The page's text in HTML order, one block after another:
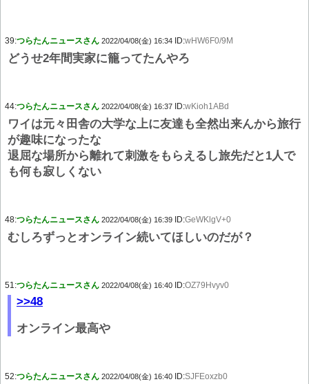
39:つらたんニュースさん 2022/04/08(金) 16:34 ID:wHW6F0/9M
どうせ2年間実家に籠ってたんやろ
44:つらたんニュースさん 2022/04/08(金) 16:37 ID:wKioh1ABd
ワイは元々田舎の大学な上に友達も全然出来んから旅行
が趣味になったな
退屈な場所から離れて刺激をもらえるし旅先だと1人で
も何も寂しくない
48:つらたんニュースさん 2022/04/08(金) 16:39 ID:GeWKlgV+0
むしろずっとオンライン続いてほしいのだが？
51:つらたんニュースさん 2022/04/08(金) 16:40 ID:OZ79Hvyv0
>>48
オンライン最高や
52:つらたんニュースさん 2022/04/08(金) 16:40 ID:SJFEoxzb0